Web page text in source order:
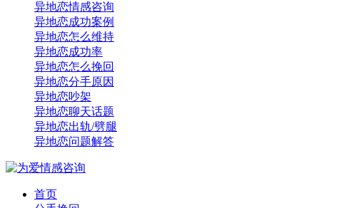
异地恋情感咨询
异地恋成功案例
异地恋怎么维持
异地恋成功率
异地恋怎么挽回
异地恋分手原因
异地恋吵架
异地恋聊天话题
异地恋出轨/劈腿
异地恋问题解答
首页